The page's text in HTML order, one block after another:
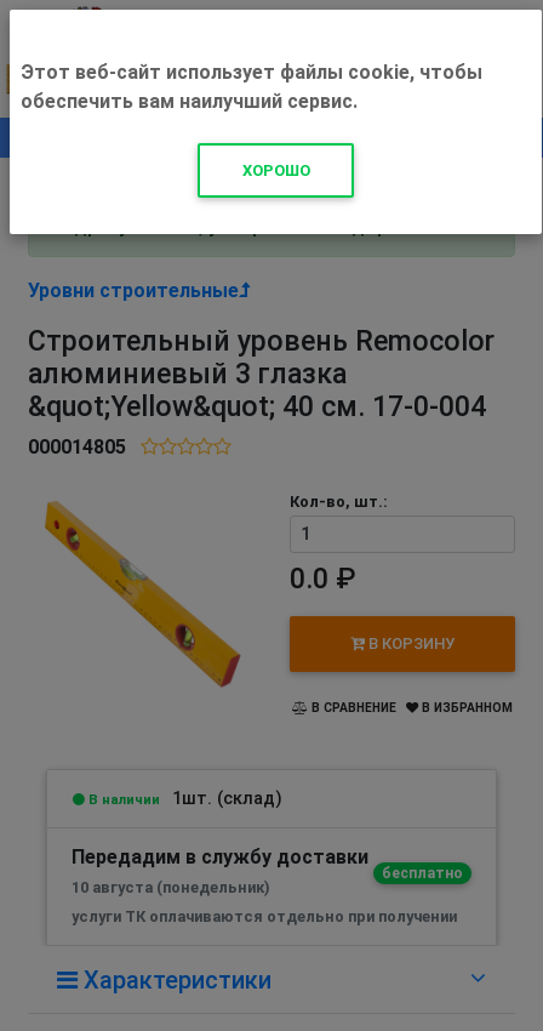
+500 ₽
Внимание! С 3 августа магазин работает по
Уровни строительные
Строительный уровень Remocolor
алюминиевый 3 глазка
&quot;Yellow&quot; 40 см. 17-0-004
000014805
Кол-во, шт.:
0.0 ₽
В КОРЗИНУ
В СРАВНЕНИЕ В ИЗБРАННОМ
В наличии 1шт. (склад)
Передадим в службу доставки
бесплатно
10 августа (понедельник)
услуги ТК оплачиваются отдельно при получении
Характеристики
Этот веб-сайт использует файлы cookie, чтобы
обеспечить вам наилучший сервис.
ХОРОШО